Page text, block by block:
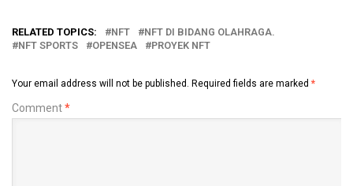
RELATED TOPICS: NFT
NFT DI BIDANG OLAHRAGA.
NFT SPORTS
OPENSEA PROYEK NFT
Your email address will not be published. Required fields are marked *
Comment*